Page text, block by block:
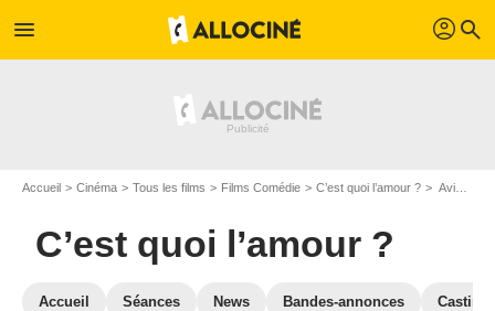
menu profil search
Accueil Cinéma Tous les films Films Comédie C’est quoi l’amour ? Avis sur C’est quoi l’amour ?
C’est quoi l’amour ?
Accueil Séances News Bandes-annonces Casting